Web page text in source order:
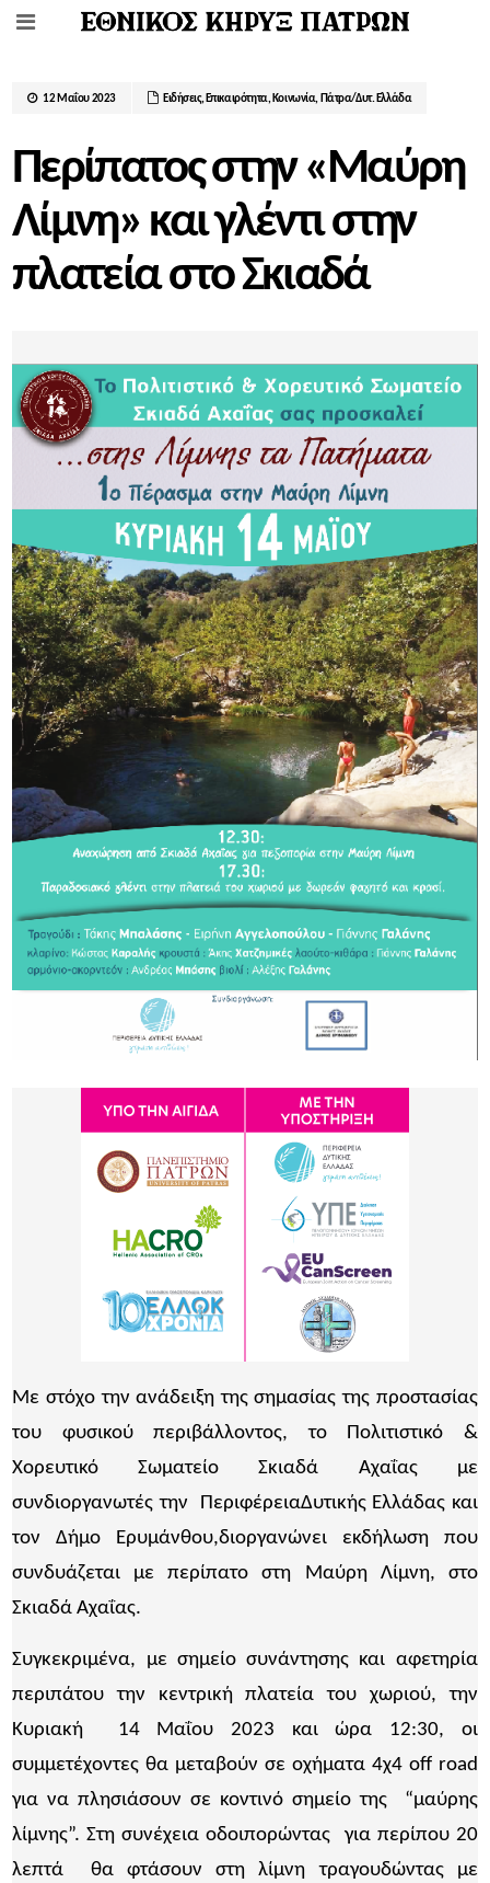
12 Μαΐου 2023 Ειδήσεις, Επικαιρότητα, Κοινωνία, Πάτρα/Δυτ. Ελλάδα
Περίπατος στην «Μαύρη
Λίμνη» και γλέντι στην
πλατεία στο Σκιαδά
Με στόχο την ανάδειξη της σημασίας της προστασίας
του φυσικού περιβάλλοντος, το Πολιτιστικό &
Χορευτικό Σωματείο Σκιαδά Αχαΐας με
συνδιοργανωτές την ΠεριφέρειαΔυτικής Ελλάδας και
τον Δήμο Ερυμάνθου,διοργανώνει εκδήλωση που
συνδυάζεται με περίπατο στη Μαύρη Λίμνη, στο
Σκιαδά Αχαΐας.
Συγκεκριμένα, με σημείο συνάντησης και αφετηρία
περιπάτου την κεντρική πλατεία του χωριού, την
Κυριακή 14 Μαΐου 2023 και ώρα 12:30, οι
συμμετέχοντες θα μεταβούν σε οχήματα 4χ4 off road
για να πλησιάσουν σε κοντινό σημείο της “μαύρης
λίμνης”. Στη συνέχεια οδοιπορώντας για περίπου 20
λεπτά θα φτάσουν στη λίμνη τραγουδώντας με